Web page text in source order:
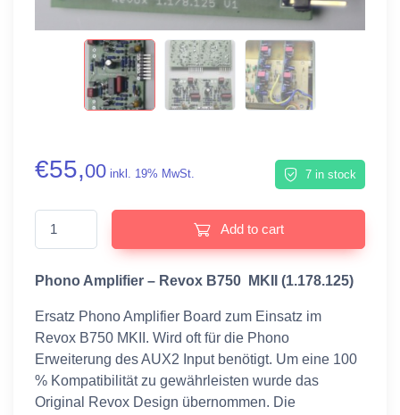
€55,00 inkl. 19% MwSt. 7 in stock
Phono Amplifier - Revox B750 MKII (1.178.125) quantity
Add to cart
Phono Amplifier – Revox B750 MKII (1.178.125)
Ersatz Phono Amplifier Board zum Einsatz im
Revox B750 MKII. Wird oft für die Phono
Erweiterung des AUX2 Input benötigt. Um eine 100
% Kompatibilität zu gewährleisten wurde das
Original Revox Design übernommen. Die